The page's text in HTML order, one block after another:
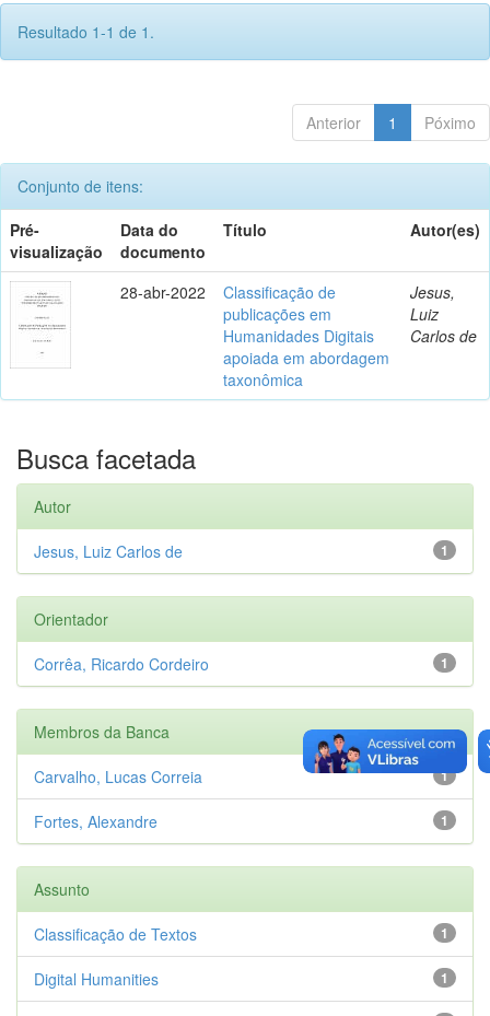
Resultado 1-1 de 1.
Anterior 1 Póximo
Conjunto de itens:
Pré-
visualização
Data do
documento
Título Autor(es)
28-abr-2022
Classificação de
publicações em
Humanidades Digitais
apoiada em abordagem
taxonômica
Jesus,
Luiz
Carlos de
Busca facetada
Autor
1
Jesus, Luiz Carlos de
Orientador
1
Corrêa, Ricardo Cordeiro
Membros da Banca
1
Carvalho, Lucas Correia
1
Fortes, Alexandre
Assunto
1
Classificação de Textos
1
Digital Humanities